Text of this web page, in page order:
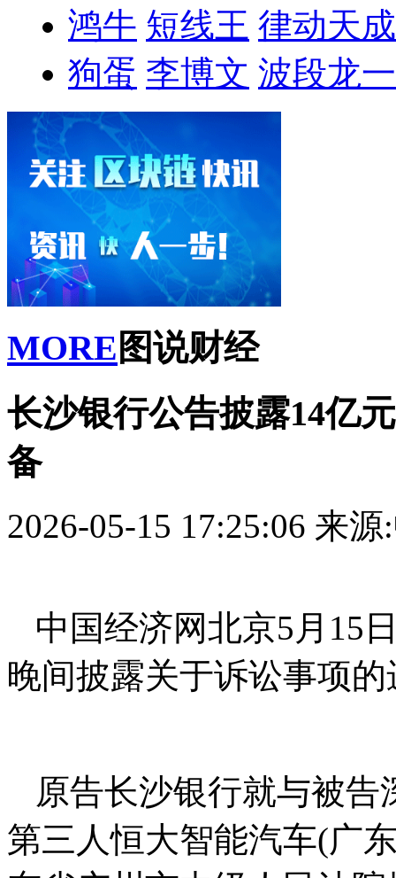
鸿牛 短线王 律动天成
狗蛋 李博文 波段龙一
MORE 图说财经
长沙银行公告披露14亿
备
2026-05-15 17:25:06 来源
中国经济网北京5月15
晚间披露关于诉讼事项
原告长沙银行就与被
第三人恒大智能汽车(广